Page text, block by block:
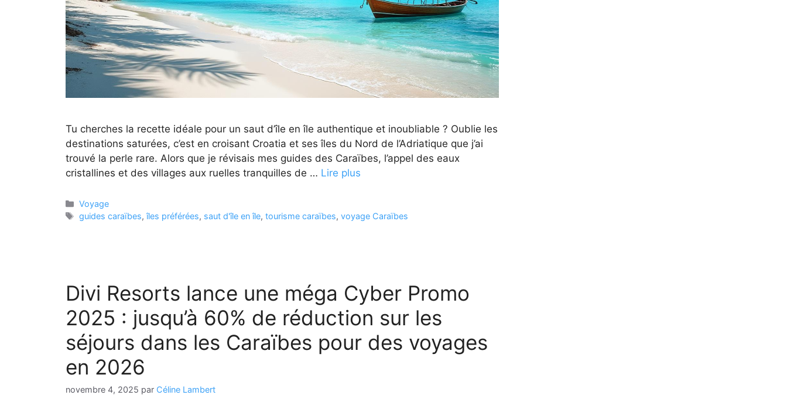
Tu cherches la recette idéale pour un saut d’île en île authentique et inoubliable ? Oublie les
destinations saturées, c’est en croisant Croatia et ses îles du Nord de l’Adriatique que j’ai
trouvé la perle rare. Alors que je révisais mes guides des Caraïbes, l’appel des eaux
cristallines et des villages aux ruelles tranquilles de … Lire plus
Catégories
Voyage
Étiquettes
guides caraïbes,îles préférées, saut d'île en île,tourisme caraïbes,voyage Caraïbes
Divi Resorts lance une méga Cyber Promo
2025 : jusqu’à 60% de réduction sur les
séjours dans les Caraïbes pour des voyages
en 2026
novembre 4, 2025 par Céline Lambert